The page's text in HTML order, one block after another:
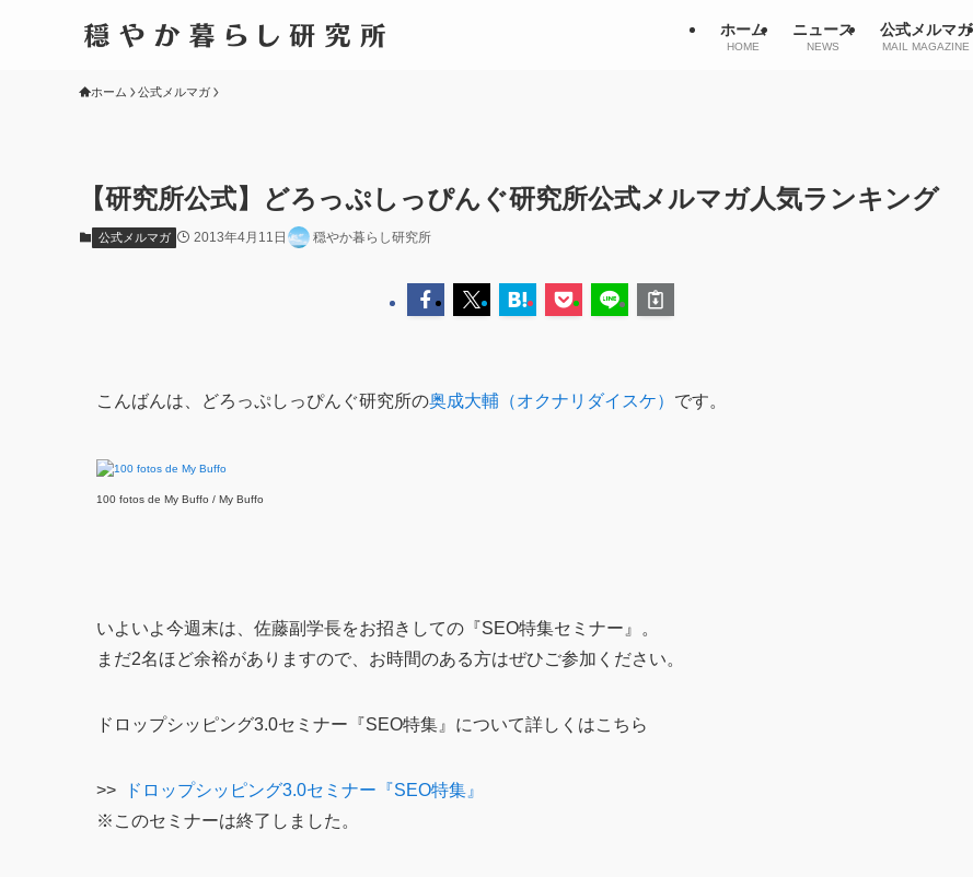
ホーム
HOME
ニュース
NEWS
公式メルマガ
MAIL MAGAZINE
ホーム 公式メルマガ
【研究所公式】どろっぷしっぴんぐ研究所公式メルマガ人気ランキング
公式メルマガ 2013年4月11日 穏やか暮らし研究所
こんばんは、どろっぷしっぴんぐ研究所の奥成大輔（オクナリダイスケ） です。
100 fotos de My Buffo / My Buffo
いよいよ今週末は、佐藤副学長をお招きしての『SEO特集セミナー』。
まだ2名ほど余裕がありますので、お時間のある方はぜひご参加ください。
ドロップシッピング3.0セミナー『SEO特集』について詳しくはこちら
>>
ドロップシッピング3.0セミナー『SEO特集』
※このセミナーは終了しました。